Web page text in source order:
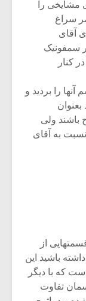
مشایخی را
سراغ
آقای
سمفونیک
کنار
را بردید و
بعنوان
باشند ولی
به آقای
از
باشید این
که با دیگر
تفاوت